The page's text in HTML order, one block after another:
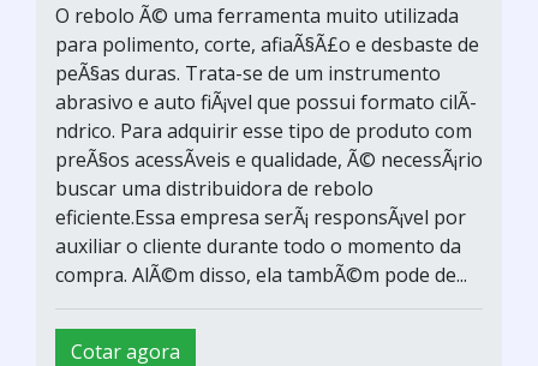
O rebolo Ã© uma ferramenta muito utilizada
para polimento, corte, afiaÃ§Ã£o e desbaste de
peÃ§as duras. Trata-se de um instrumento
abrasivo e auto fiÃ¡vel que possui formato cilÃ­
ndrico. Para adquirir esse tipo de produto com
preÃ§os acessÃ­veis e qualidade, Ã© necessÃ¡rio
buscar uma distribuidora de rebolo
eficiente.Essa empresa serÃ¡ responsÃ¡vel por
auxiliar o cliente durante todo o momento da
compra. AlÃ©m disso, ela tambÃ©m pode de...
Cotar agora